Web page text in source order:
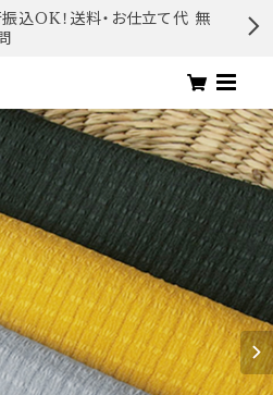
込OK！送料・お仕立て代 無